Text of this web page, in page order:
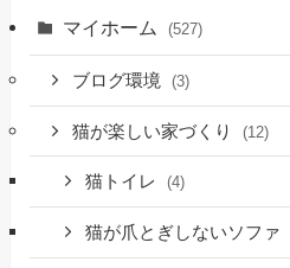
マイホーム (527)
ブログ環境 (3)
猫が楽しい家づくり (12)
猫トイレ (4)
猫が爪とぎしないソファ